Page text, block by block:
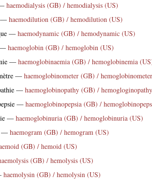
haemodialysis (GB) / hemodialysis (US)
— haemodilution (GB) / hemodilution (US)
— haemodynamic (GB) / hemodynamic (US)
haemoglobin (GB) / hemoglobin (US)
— haemoglobinaemia (GB) / hemoglobinemia
— haemoglobinometer (GB) /
— haemoglobinopathy (GB) /
— haemoglobinopepsia (GB) /
— haemoglobinuria (GB) / hemoglobinuria (US)
— haemogram (GB) / hemogram (US)
(GB) / hemoid (US)
(GB) / hemolysis (US)
haemolysin (GB) / hemolysin (US)